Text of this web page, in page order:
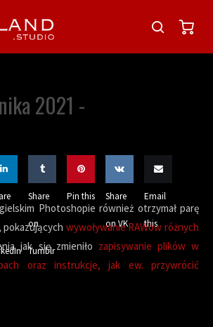
2021 -
Share
on
Tumblr
Pin this Share
on VK
Email
this
Photoshopie również otrzymał parę
wywoływanie RAWów różnych
jak się zmieniło zapisywanie plików w
oraz instrukcje, jak ew. przywrócić